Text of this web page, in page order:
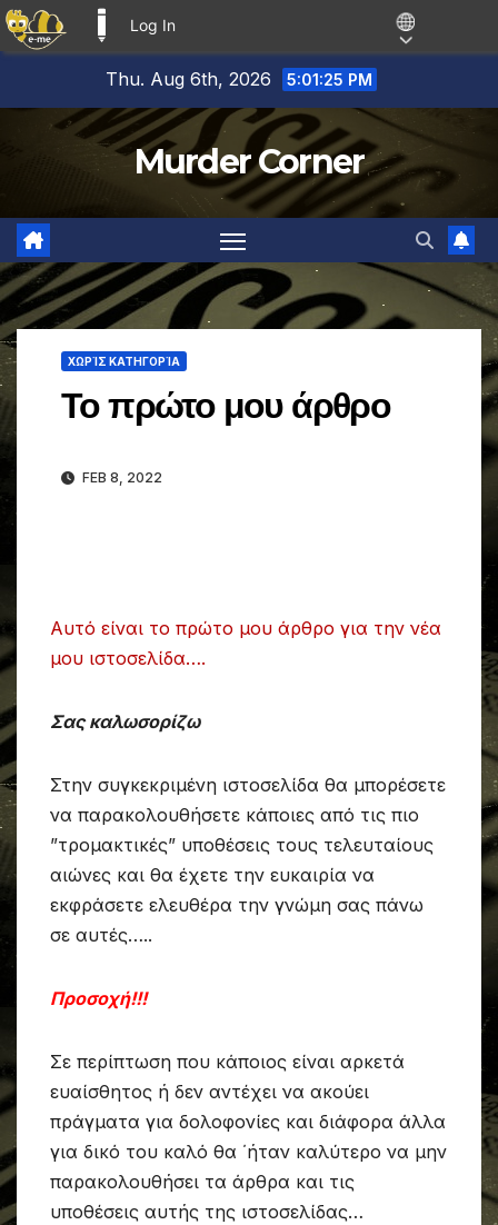
Log In
content
Thu. Aug 6th, 2026 5:01:26 PM
Murder Corner
ΧΩΡΊΣ ΚΑΤΗΓΟΡΊΑ
Το πρώτο μου άρθρο
FEB 8, 2022
Αυτό είναι το πρώτο μου άρθρο για την νέα
μου ιστοσελίδα….
Σας καλωσορίζω
Στην συγκεκριμένη ιστοσελίδα θα μπορέσετε
να παρακολουθήσετε κάποιες από τις πιο
”τρομακτικές” υποθέσεις τους τελευταίους
αιώνες και θα έχετε την ευκαιρία να
εκφράσετε ελευθέρα την γνώμη σας πάνω
σε αυτές…..
Προσοχή!!!
Σε περίπτωση που κάποιος είναι αρκετά
ευαίσθητος ή δεν αντέχει να ακούει
πράγματα για δολοφονίες και διάφορα άλλα
για δικό του καλό θα ΄ήταν καλύτερο να μην
παρακολουθήσει τα άρθρα και τις
υποθέσεις αυτής της ιστοσελίδας…